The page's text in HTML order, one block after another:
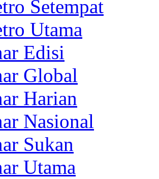
Setempat
Utama
Edisi
Global
Harian
Nasional
Sukan
Utama